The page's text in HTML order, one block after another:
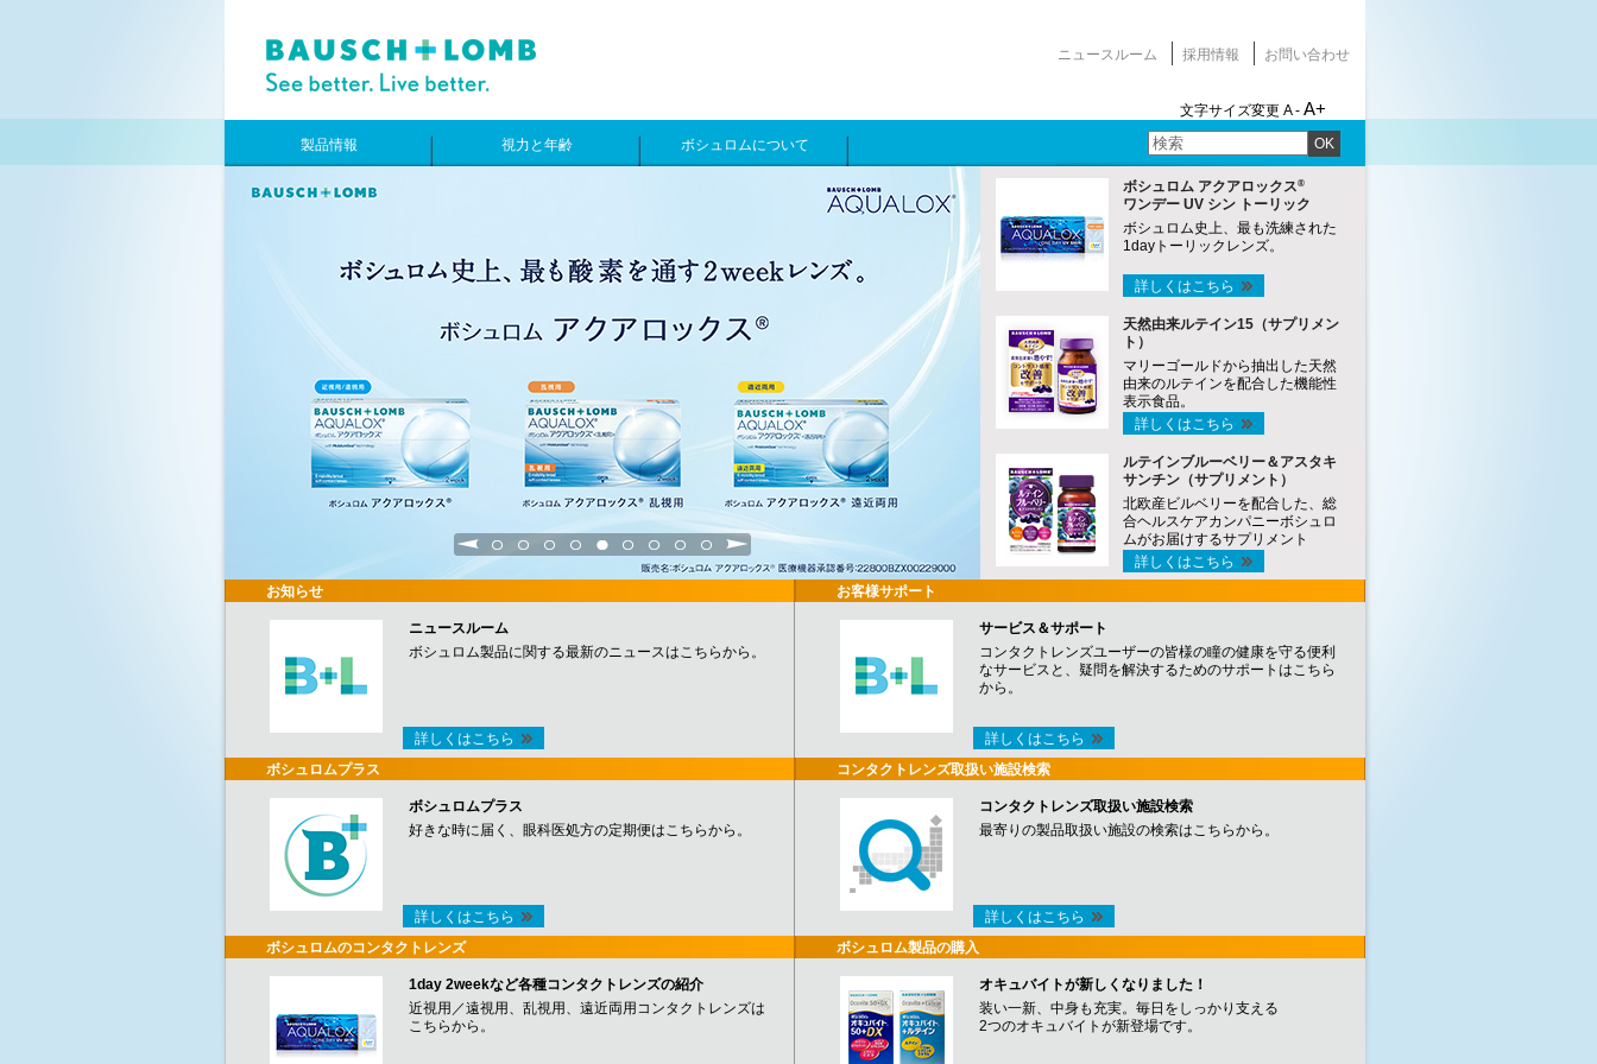
ニュースルーム 採用情報 お問い合わせ
文字サイズ変更 A - A+
OK
製品情報 視力と年齢 ボシュロムについて
1 2 3 4 5 6 7 8 9
ボシュロム アクアロックス®
ワンデー UV シン トーリック
ボシュロム史上、最も洗練された
1dayトーリックレンズ。
詳しくはこちら
天然由来ルテイン15（サプリメン
ト）
マリーゴールドから抽出した天然
由来のルテインを配合した機能性
表示食品。
詳しくはこちら
ルテインブルーベリー＆アスタキ
サンチン（サプリメント）
北欧産ビルベリーを配合した、総
合ヘルスケアカンパニーボシュロ
ムがお届けするサプリメント
詳しくはこちら
お知らせ
ニュースルーム
ボシュロム製品に関する最新のニュースはこちらから。
詳しくはこちら
ボシュロムプラス
ボシュロムプラス
好きな時に届く、眼科医処方の定期便はこちらから。
詳しくはこちら
ボシュロムのコンタクトレンズ
1day 2weekなど各種コンタクトレンズの紹介
近視用／遠視用、乱視用、遠近両用コンタクトレンズは
こちらから。
お客様サポート
サービス＆サポート
コンタクトレンズユーザーの皆様の瞳の健康を守る便利
なサービスと、疑問を解決するためのサポートはこちら
から。
詳しくはこちら
コンタクトレンズ取扱い施設検索
コンタクトレンズ取扱い施設検索
最寄りの製品取扱い施設の検索はこちらから。
詳しくはこちら
ボシュロム製品の購入
オキュバイトが新しくなりました！
装い一新、中身も充実。毎日をしっかり支える
2つのオキュバイトが新登場です。